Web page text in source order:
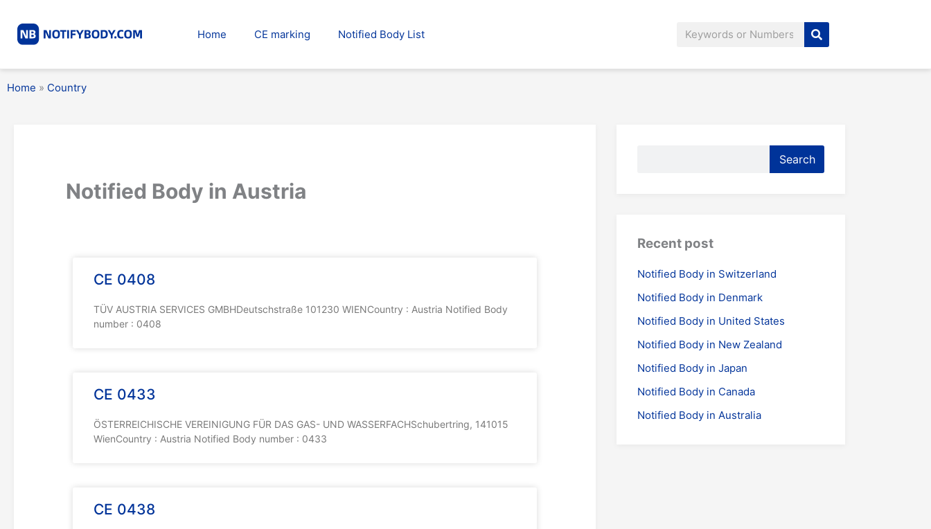
content
Home CE marking Notified Body List Search
Home » Country
Notified Body in Austria
CE 0408
TÜV AUSTRIA SERVICES GMBHDeutschstraße 101230 WIENCountry : Austria Notified Body
number : 0408
CE 0433
ÖSTERREICHISCHE VEREINIGUNG FÜR DAS GAS- UND WASSERFACHSchubertring, 141015
WienCountry : Austria Notified Body number : 0433
CE 0438
Search
Recent post
Notified Body in Switzerland
Notified Body in Denmark
Notified Body in United States
Notified Body in New Zealand
Notified Body in Japan
Notified Body in Canada
Notified Body in Australia